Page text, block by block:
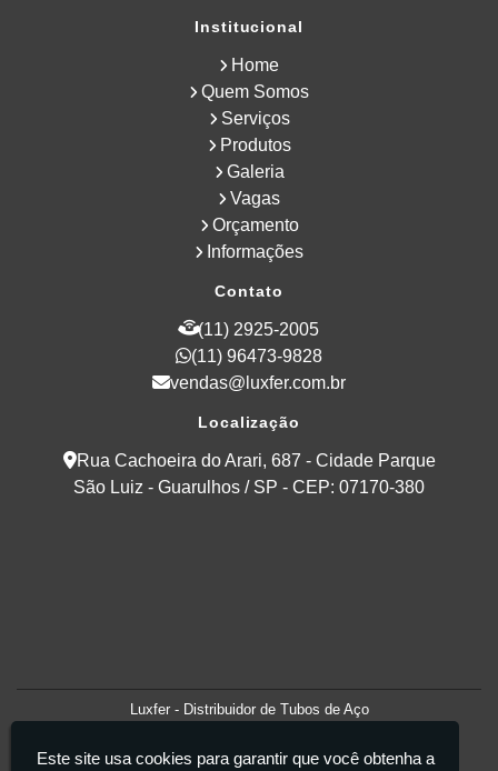
Institucional
Home
Quem Somos
Serviços
Produtos
Galeria
Vagas
Orçamento
Informações
Contato
(11) 2925-2005
(11) 96473-9828
vendas@luxfer.com.br
Localização
Rua Cachoeira do Arari, 687 - Cidade Parque
São Luiz - Guarulhos / SP - CEP: 07170-380
Luxfer - Distribuidor de Tubos de Aço
Este site usa cookies para garantir que você obtenha a